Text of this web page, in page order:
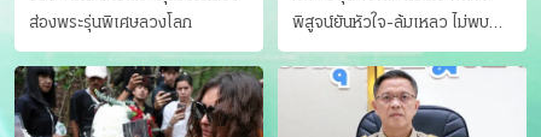
ส่องพระรุ่นพิเศษลวงโลก
พิสูจน์ยันหัวใจ-ล้มเหลว ไม่พบ
บาดแผล